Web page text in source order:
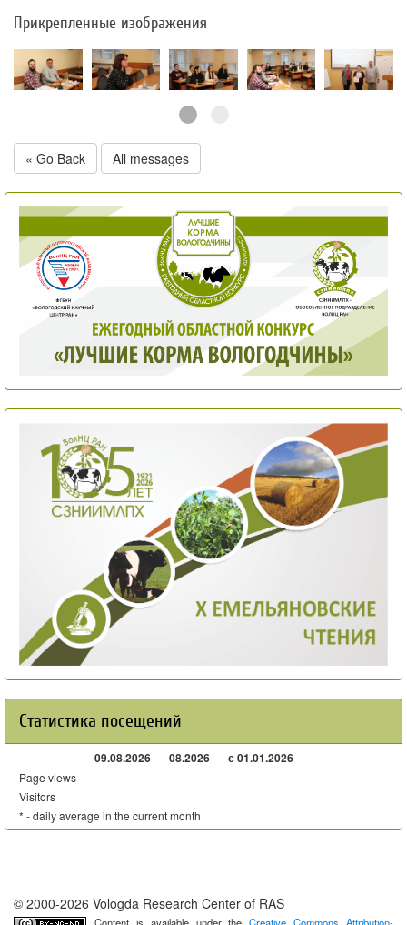
Прикрепленные изображения
« Go Back All messages
Статистика посещений
09.08.2026 08.2026 с 01.01.2026
Page views
Visitors
* - daily average in the current month
© 2000-2026 Vologda Research Center of RAS